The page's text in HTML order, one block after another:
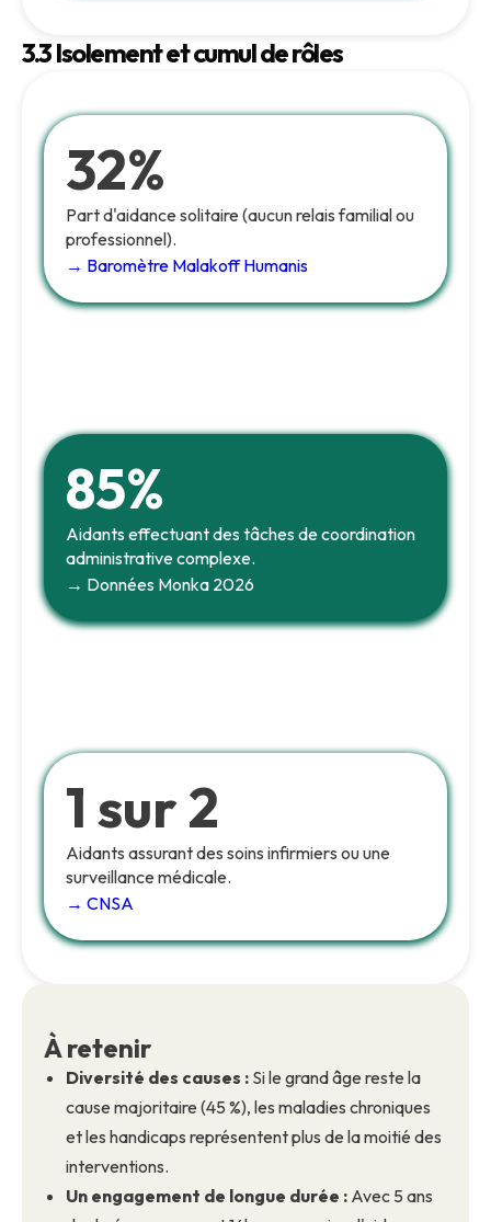
3.3 Isolement et cumul de rôles
32%
Part d'aidance solitaire (aucun relais familial ou
professionnel).
→ Baromètre Malakoff Humanis
85%
Aidants effectuant des tâches de coordination
administrative complexe.
→ Données Monka 2026
1 sur 2
Aidants assurant des soins infirmiers ou une
surveillance médicale.
→ CNSA
À retenir
Diversité des causes : Si le grand âge reste la
cause majoritaire (45 %), les maladies chroniques
et les handicaps représentent plus de la moitié des
interventions.
Un engagement de longue durée : Avec 5 ans